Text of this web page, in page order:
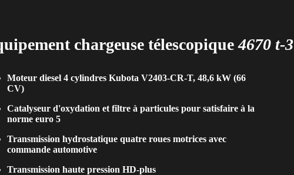
chargeuse télescopique4670 t-3
Moteur diesel 4 cylindres Kubota V2403-CR-T, 48,6 kW (66
CV)
Catalyseur d'oxydation et filtre à particules pour satisfaire à la
norme euro 5
Transmission hydrostatique quatre roues motrices avec
commande automotive
Transmission haute pression HD-plus